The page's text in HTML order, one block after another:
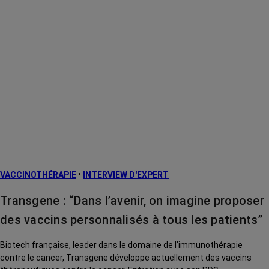
VACCINOTHÉRAPIE • INTERVIEW D'EXPERT
Transgene : “Dans l’avenir, on imagine proposer
des vaccins personnalisés à tous les patients”
Biotech française, leader dans le domaine de l’immunothérapie
contre le cancer, Transgene développe actuellement des vaccins